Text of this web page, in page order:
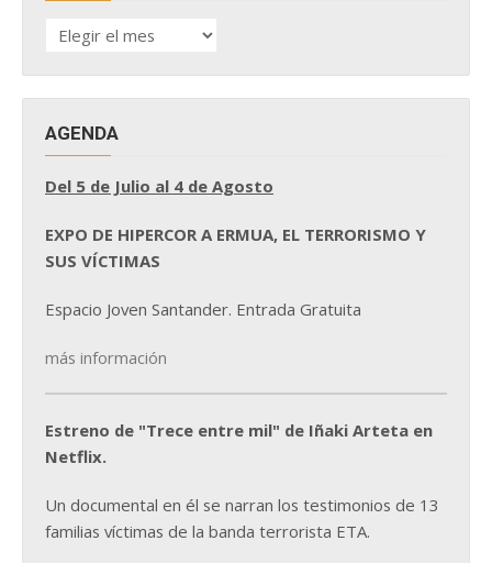
HISTÓRICO
DE
AGENDA
Del 5 de Julio al 4 de Agosto
EXPO DE HIPERCOR A ERMUA, EL TERRORISMO Y
SUS VÍCTIMAS
Espacio Joven Santander. Entrada Gratuita
más información
Estreno de "Trece entre mil" de Iñaki Arteta en
Netflix.
Un documental en él se narran los testimonios de 13
familias víctimas de la banda terrorista ETA.